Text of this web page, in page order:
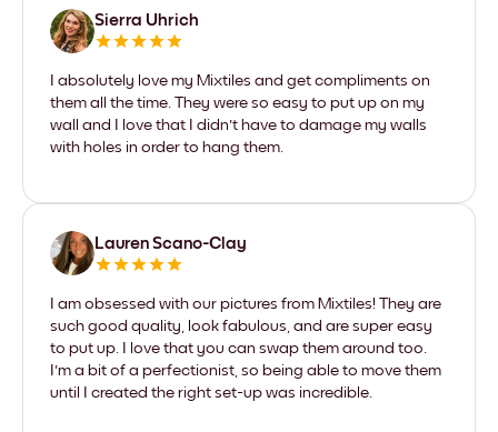
Sierra Uhrich
I absolutely love my Mixtiles and get compliments on
them all the time. They were so easy to put up on my
wall and I love that I didn't have to damage my walls
with holes in order to hang them.
Lauren Scano-Clay
I am obsessed with our pictures from Mixtiles! They are
such good quality, look fabulous, and are super easy
to put up. I love that you can swap them around too.
I'm a bit of a perfectionist, so being able to move them
until I created the right set-up was incredible.